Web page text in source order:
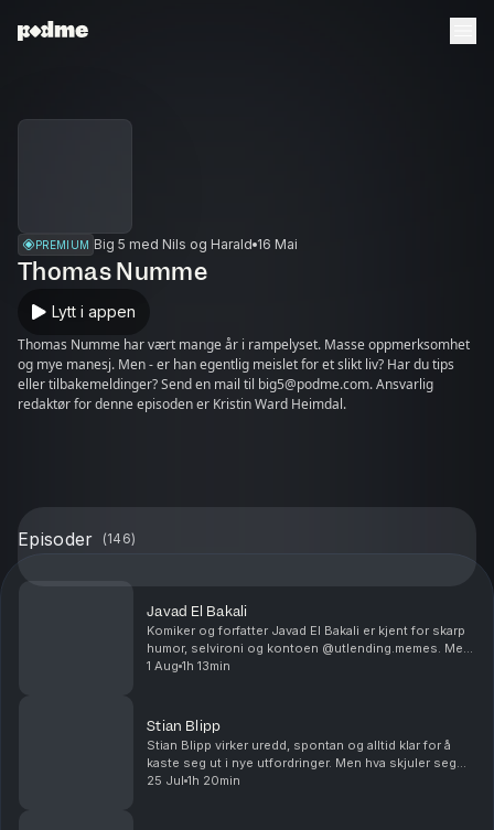
PREMIUM Big 5 med Nils og Harald 16 Mai
Thomas Numme
Lytt i appen
Thomas Numme har vært mange år i rampelyset. Masse oppmerksomhet
og mye manesj. Men - er han egentlig meislet for et slikt liv? Har du tips
eller tilbakemeldinger? Send en mail til big5@podme.com. Ansvarlig
redaktør for denne episoden er Kristin Ward Heimdal.
Episoder (146)
Javad El Bakali
Komiker og forfatter Javad El Bakali er kjent for skarp
humor, selvironi og kontoen @utlending.memes. Men
hvem er han egentlig? Har du tips eller
1 Aug 1h 13min
Stian Blipp
Stian Blipp virker uredd, spontan og alltid klar for å
kaste seg ut i nye utfordringer. Men hva skjuler seg
bak den tilsynelatende uanstrengte selvtilliten? Har du
25 Jul 1h 20min